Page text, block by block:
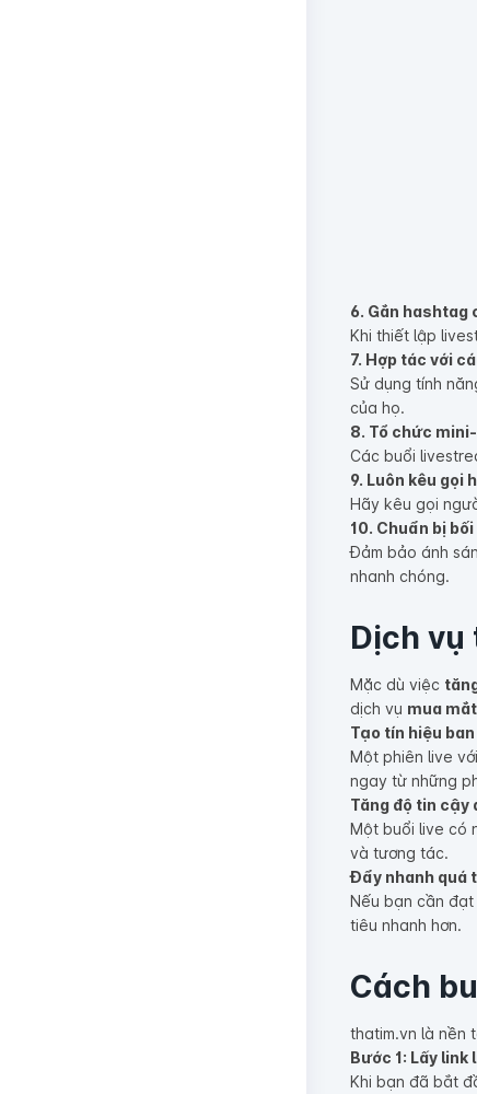
6. Gắn hashtag
Khi thiết lập
7. Hợp tác với
Sử dụng tính
của họ.
8. Tổ chức
Các buổi
9. Luôn kêu gọi
Hãy kêu gọi
10. Chuẩn bị
Đảm bảo ánh
nhanh chóng.
Dịch vụ
Mặc dù việc
dịch vụ mua
Tạo tín hiệu
Một phiên live
ngay từ những
Tăng độ tin cậy
Một buổi live có
và tương tác.
Đẩy nhanh quá
Nếu bạn cần đạt
tiêu nhanh hơn.
Cách
thatim.vn là nền
Bước 1: Lấy
Khi bạn đã bắt